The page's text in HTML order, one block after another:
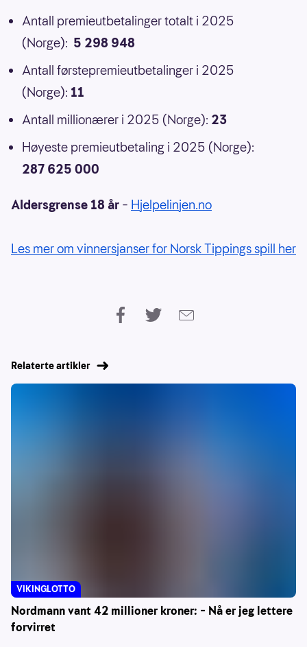
Antall premieutbetalinger totalt i 2025
(Norge): 5 298 948
Antall førstepremieutbetalinger i 2025
(Norge): 11
Antall millionærer i 2025 (Norge): 23
Høyeste premieutbetaling i 2025 (Norge):
287 625 000
Aldersgrense 18 år – Hjelpelinjen.no
Les mer om vinnersjanser for Norsk Tippings spill her
Relaterte artikler
Nordmann vant 42 millioner kroner: – Nå er jeg lettere
forvirret
VIKINGLOTTO